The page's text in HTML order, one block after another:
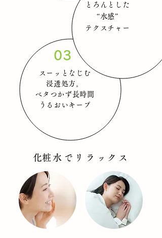
とろんとした
“水感”
テクスチャー
03
スーッとなじむ
浸透処方。
ベタつかず長時間
うるおいキープ
​化粧水でリラックス